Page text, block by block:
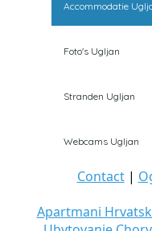
Accommodatie
Foto's Ugljan
Stranden Ugljan
Webcams Ugljan
Contact|
Apartmani